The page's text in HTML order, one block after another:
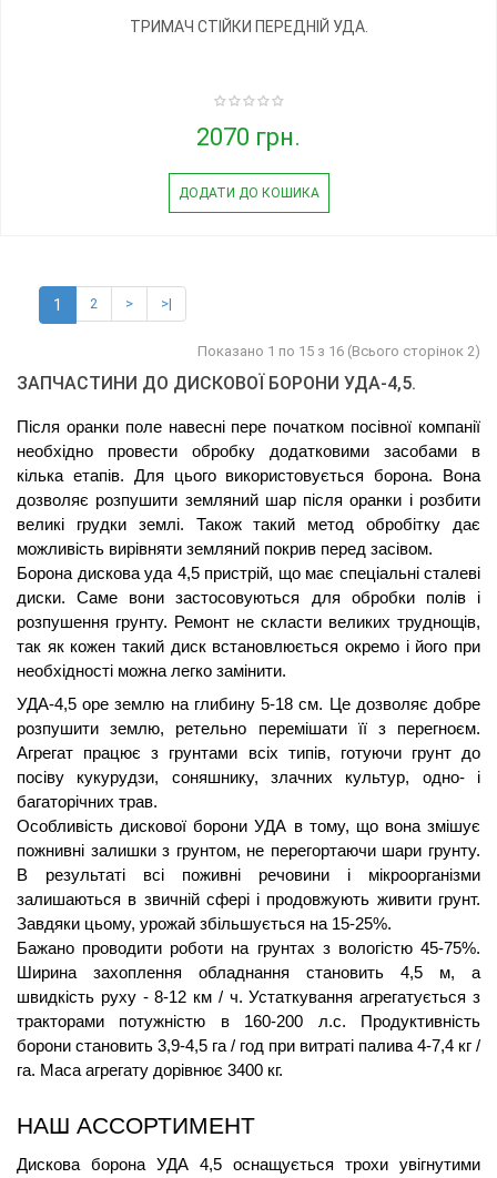
ТРИМАЧ СТІЙКИ ПЕРЕДНІЙ УДА.
2070 грн.
ДОДАТИ ДО КОШИКА
1 2 > >|
Показано 1 по 15 з 16 (Всього сторінок 2)
ЗАПЧАСТИНИ ДО ДИСКОВОЇ БОРОНИ УДА-4,5.
Після оранки поле навесні пере початком посівної компанії
необхідно провести обробку додатковими засобами в
кілька етапів. Для цього використовується борона. Вона
дозволяє розпушити земляний шар після оранки і розбити
великі грудки землі. Також такий метод обробітку дає
можливість вирівняти земляний покрив перед засівом.
Борона дискова уда 4,5 пристрій, що має спеціальні сталеві
диски. Саме вони застосовуються для обробки полів і
розпушення грунту. Ремонт не скласти великих труднощів,
так як кожен такий диск встановлюється окремо і його при
необхідності можна легко замінити.
УДА-4,5 оре землю на глибину 5-18 см. Це дозволяє добре
розпушити землю, ретельно перемішати її з перегноєм.
Агрегат працює з грунтами всіх типів, готуючи грунт до
посіву кукурудзи, соняшнику, злачних культур, одно- і
багаторічних трав.
Особливість дискової борони УДА в тому, що вона змішує
пожнивні залишки з грунтом, не перегортаючи шари грунту.
В результаті всі поживні речовини і мікроорганізми
залишаються в звичній сфері і продовжують живити грунт.
Завдяки цьому, урожай збільшується на 15-25%.
Бажано проводити роботи на грунтах з вологістю 45-75%.
Ширина захоплення обладнання становить 4,5 м, а
швидкість руху - 8-12 км / ч. Устаткування агрегатується з
тракторами потужністю в 160-200 л.с. Продуктивність
борони становить 3,9-4,5 га / год при витраті палива 4-7,4 кг /
га. Маса агрегату дорівнює 3400 кг.
НАШ АССОРТИМЕНТ
Дискова борона УДА 4,5 оснащується трохи увігнутими